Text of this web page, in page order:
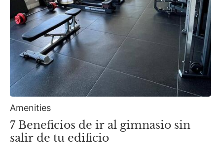
Amenities
7 Beneficios de ir al gimnasio sin
salir de tu edificio